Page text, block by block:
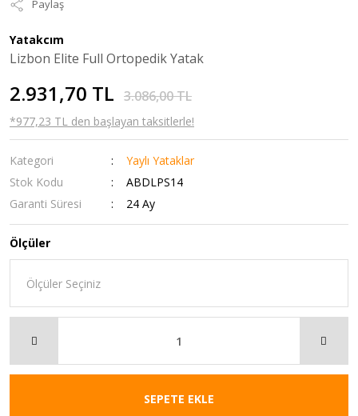
Paylaş
Yatakcım
Lizbon Elite Full Ortopedik Yatak
2.931,70 TL 3.086,00 TL
*977,23 TL den başlayan taksitlerle!
Kategori
Yaylı Yataklar
Stok Kodu
ABDLPS14
Garanti Süresi
24 Ay
Ölçüler
SEPETE EKLE